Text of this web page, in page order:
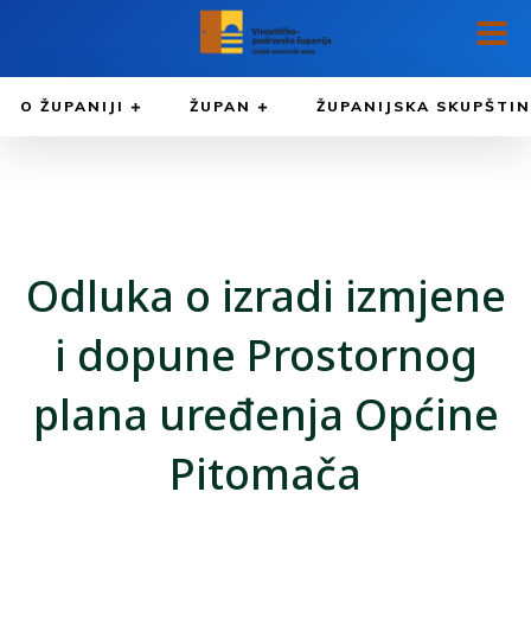
O ŽUPANIJI ŽUPAN ŽUPANIJSKA
Odluka o izradi izmjene
i dopune Prostornog
plana uređenja Općine
Pitomača